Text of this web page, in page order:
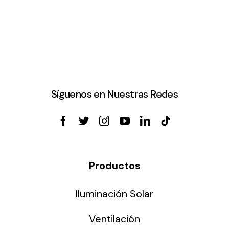
Síguenos en Nuestras Redes
Productos
Iluminación Solar
Ventilación